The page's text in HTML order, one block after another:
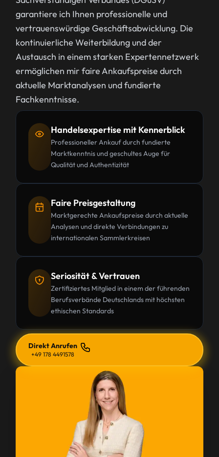
garantiere ich Ihnen professionelle und
vertrauenswürdige Geschäftsabwicklung. Die
kontinuierliche Weiterbildung und der
Austausch in einem starken Expertennetzwerk
ermöglichen mir faire Ankaufspreise durch
aktuelle Marktanalysen und fundierte
Fachkenntnisse.
Handelsexpertise mit Kennerblick
Professioneller Ankauf durch fundierte
Marktkenntnis und geschultes Auge für
Qualität und Authentizität
Faire Preisgestaltung
Marktgerechte Ankaufspreise durch aktuelle
Analysen und direkte Verbindungen zu
internationalen Sammlerkreisen
Seriosität & Vertrauen
Zertifiziertes Mitglied in einem der führenden
Berufsverbände Deutschlands mit höchsten
ethischen Standards
Direkt Anrufen
+49 178 4491578